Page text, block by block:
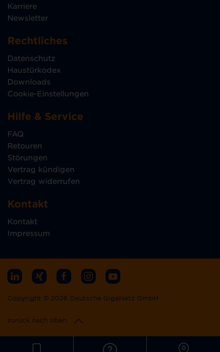
Karriere
Newsletter
Rechtliches
Datenschutz
Haustürkodex
Downloads
Cookie-Einstellungen
Hilfe & Service
FAQ
Retouren
Störungen
Vertrag kündigen
Vertrag widerrufen
Kontakt
Kontakt
Impressum
Copyright © 2026 Deutsche GigaNetz GmbH
zurück nach oben